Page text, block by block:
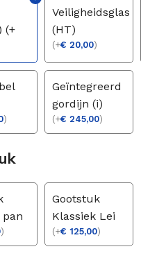
(+
Veiligheidsglas
(HT)
(+€ 20,00)
)
Geïntegreerd
gordijn (i)
(+€ 245,00)
pan
)
Gootstuk
Klassiek Lei
(+€ 125,00)